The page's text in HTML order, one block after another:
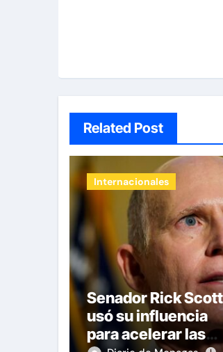
Related Post
Internacionales
Senador Rick Scott
usó su influencia
para acelerar las